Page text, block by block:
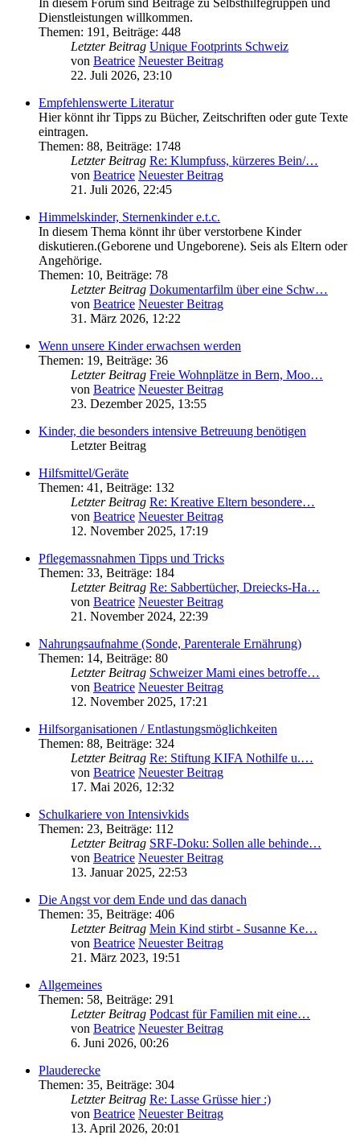
Dienstleistungen willkommen.
Themen: 191 , Beiträge: 448
Letzter Beitrag Unique Footprints Schweiz
von Beatrice Neuester Beitrag
22. Juli 2026, 23:10
Empfehlenswerte Literatur
Hier könnt ihr Tipps zu Bücher, Zeitschriften oder gute Texte
eintragen.
Themen: 88, Beiträge: 1748
Letzter Beitrag Re: Klumpfuss, kürzeres Bein/…
von Beatrice Neuester Beitrag
21. Juli 2026, 22:45
Himmelskinder, Sternenkinder e.t.c.
In diesem Thema könnt ihr über verstorbene Kinder
diskutieren.(Geborene und Ungeborene). Seis als Eltern oder
Angehörige.
Themen: 10, Beiträge: 78
Letzter Beitrag Dokumentarfilm über eine Schw…
von Beatrice Neuester Beitrag
31. März 2026, 12:22
Wenn unsere Kinder erwachsen werden
Themen: 19, Beiträge: 36
Letzter Beitrag Freie Wohnplätze in Bern, Moo…
von Beatrice Neuester Beitrag
23. Dezember 2025, 13:55
Kinder, die besonders intensive Betreuung benötigen
Letzter Beitrag
Hilfsmittel/Geräte
Themen: 41 , Beiträge: 132
Letzter Beitrag Re: Kreative Eltern besondere…
von Beatrice Neuester Beitrag
12. November 2025, 17:19
Pflegemassnahmen Tipps und Tricks
Themen: 33, Beiträge: 184
Letzter Beitrag Re: Sabbertücher, Dreiecks-Ha…
von Beatrice Neuester Beitrag
21. November 2024, 22:39
Nahrungsaufnahme (Sonde, Parenterale Ernährung)
Themen: 14, Beiträge: 80
Letzter Beitrag Schweizer Mami eines betroffe…
von Beatrice Neuester Beitrag
12. November 2025, 17:21
Hilfsorganisationen / Entlastungsmöglichkeiten
Themen: 88, Beiträge: 324
Letzter Beitrag Re: Stiftung KIFA Nothilfe u.…
von Beatrice Neuester Beitrag
17. Mai 2026, 12:32
Schulkariere von Intensivkids
Themen: 23, Beiträge: 112
Letzter Beitrag SRF-Doku: Sollen alle behinde…
von Beatrice Neuester Beitrag
13. Januar 2025, 22:53
Die Angst vor dem Ende und das danach
Themen: 35, Beiträge: 406
Letzter Beitrag Mein Kind stirbt - Susanne Ke…
von Beatrice Neuester Beitrag
21. März 2023, 19:51
Allgemeines
Themen: 58, Beiträge: 291
Letzter Beitrag Podcast für Familien mit eine…
von Beatrice Neuester Beitrag
6. Juni 2026, 00:26
Plauderecke
Themen: 35, Beiträge: 304
Letzter Beitrag Re: Lasse Grüsse hier :)
von Beatrice Neuester Beitrag
13. April 2026, 20:01